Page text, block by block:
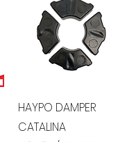
Vista rápida
HAYPO DAMPER
CATALINA